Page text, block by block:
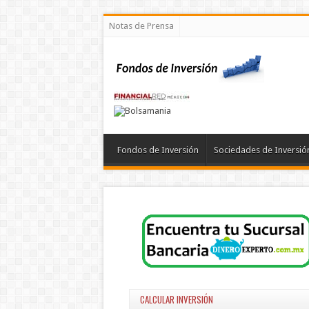
Notas de Prensa
Fondos de Inversión Sociedades de